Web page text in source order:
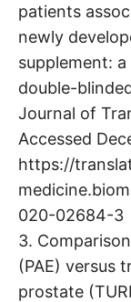
patients
newly
supplement:
double-
Journal of
Accessed
https://
020-02684-3
3.
(PAE) versus
prostate